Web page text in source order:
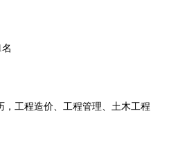
，工程造价、工程管理、土木工程